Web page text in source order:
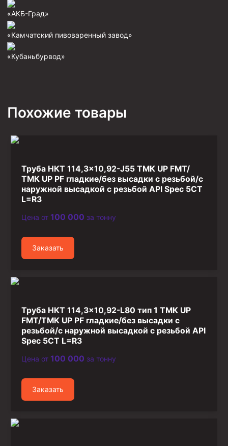
Фрезеры пилотные
Фрезеры-долота торцевые
Клинья — отклонители
Быстроразъёмные соединения (БРС)
Рукава буровые
Стропы
Стропы канатные ВК
Стропы канатные
Стропы текстильные
Элементы линии обвязки
«АКБ-Град»
«Камчатский пивоваренный завод»
«Кубаньбурвод»
Похожие товары
Труба НКТ 114,3×10,92-J55 ТМК UP FMT/
ТМК UP PF гладкие/без высадки с резьбой/с
наружной высадкой с резьбой API Spec 5CT
L=R3
Цена от 100 000 за тонну
Заказать
Труба НКТ 114,3×10,92-L80 тип 1 ТМК UP
FMT/ТМК UP PF гладкие/без высадки с
резьбой/с наружной высадкой с резьбой API
Spec 5CT L=R3
Цена от 100 000 за тонну
Заказать